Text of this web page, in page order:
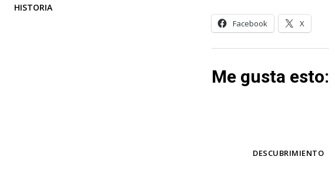
HISTORIA
Facebook X
Me gusta esto:
DESCUBRIMIENTO